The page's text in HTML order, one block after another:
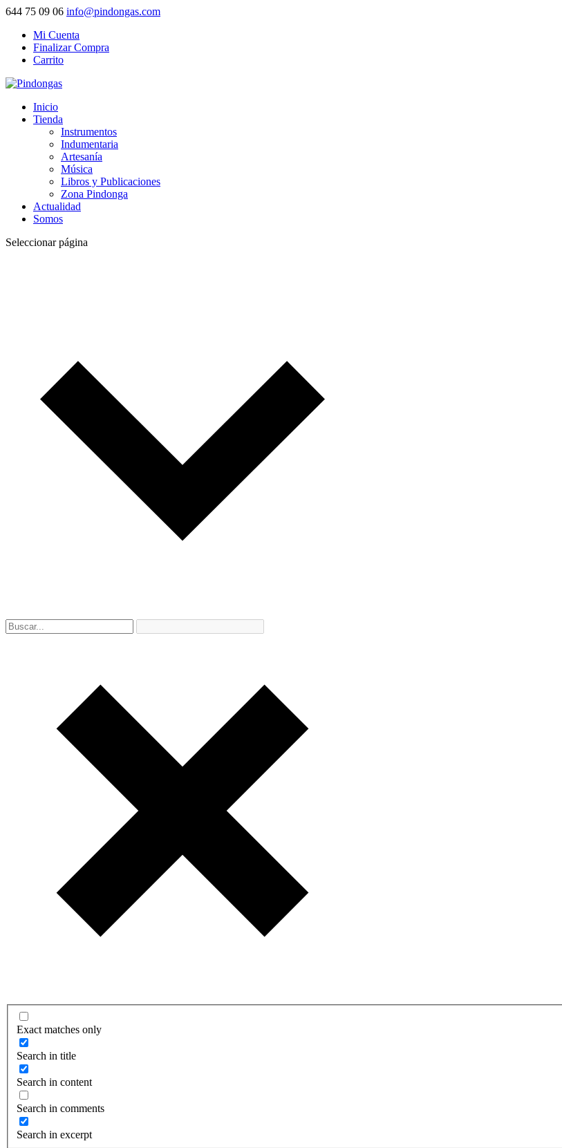
644 75 09 06 info@pindongas.com
Mi Cuenta
Finalizar Compra
Carrito
Inicio
Tienda
Instrumentos
Indumentaria
Artesanía
Música
Libros y Publicaciones
Zona Pindonga
Actualidad
Somos
Seleccionar página
Exact matches only
Search in title
Search in content
Search in comments
Search in excerpt